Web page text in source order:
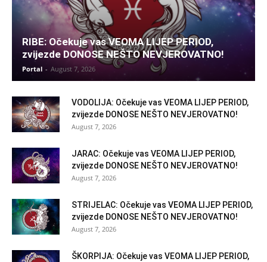
RIBE: Očekuje vas VEOMA LIJEP PERIOD,
zvijezde DONOSE NEŠTO NEVJEROVATNO!
Portal - August 7, 2026
VODOLIJA: Očekuje vas VEOMA LIJEP PERIOD,
zvijezde DONOSE NEŠTO NEVJEROVATNO!
August 7, 2026
JARAC: Očekuje vas VEOMA LIJEP PERIOD,
zvijezde DONOSE NEŠTO NEVJEROVATNO!
August 7, 2026
STRIJELAC: Očekuje vas VEOMA LIJEP PERIOD,
zvijezde DONOSE NEŠTO NEVJEROVATNO!
August 7, 2026
ŠKORPIJA: Očekuje vas VEOMA LIJEP PERIOD,